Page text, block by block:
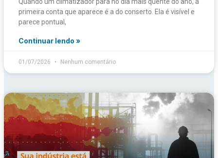
primeira conta que aparece é a do conserto. Ela é visível e
parece pontual,
Continuar lendo »
01/07/2026 Nenhum comentário